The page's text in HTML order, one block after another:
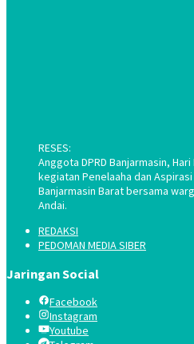
RESES:
Anggota DPRD Banjarmasin,
kegiatan Penelaaha dan
Banjarmasin Barat bersama
Andai.
REDAKSI
PEDOMAN MEDIA SIBER
Jaringan Social
Facebook
Instagram
Youtube